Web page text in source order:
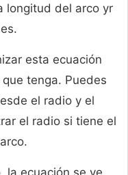
longitud del arco yr
esta ecuación
tenga. Puedes
el radio y el
el radio si tiene el